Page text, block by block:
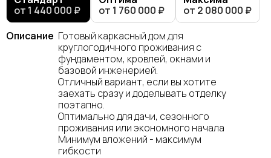
от 1 440 000 ₽
от 1 760 000 ₽
от 2 080 000 ₽
Описание Готовый каркасный дом для
круглогодичного проживания с
фундаментом, кровлей, окнами и
базовой инженерией.
Отличный вариант, если вы хотите
заехать сразу и доделывать отделку
поэтапно.
Оптимально для дачи, сезонного
проживания или экономного начала
Минимум вложений - максимум
гибкости